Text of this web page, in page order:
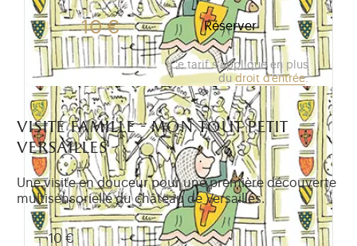
Gratuit pour les enfants de moins de 10 ans.Tarif
10 € Réserver
Ce tarif s'applique en plus
du droit d'entrée.
visite famille - mon tout petit
versailles
Une visite en douceur pour une première découverte
multisensorielle du château de Versailles.
10 €